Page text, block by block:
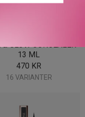
13 ML
470 KR
16 VARIANTER